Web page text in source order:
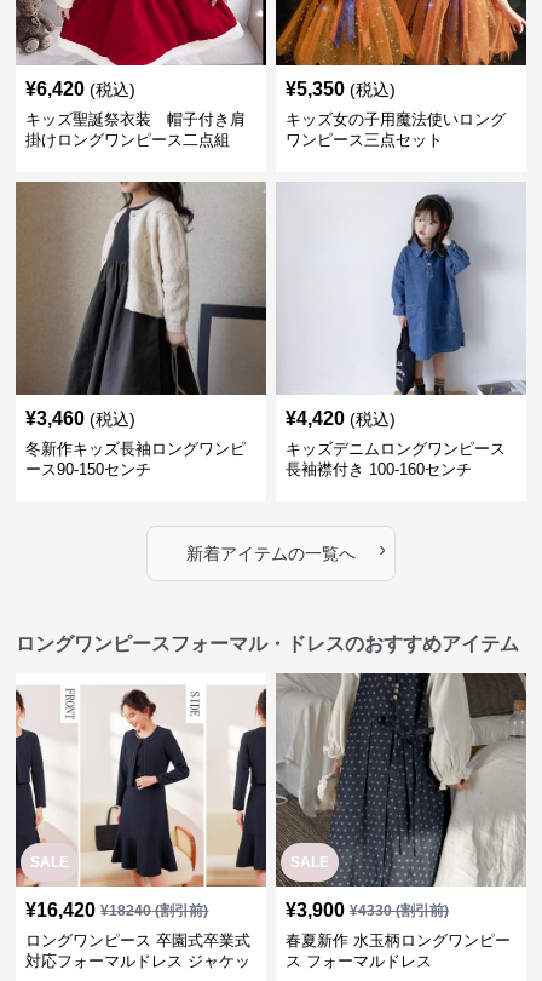
¥6,420 (税込)
キッズ聖誕祭衣装 帽子付き肩
掛けロングワンピース二点組
¥5,350 (税込)
キッズ女の子用魔法使いロング
ワンピース三点セット
¥3,460 (税込)
冬新作キッズ長袖ロングワンピ
ース90-150センチ
¥4,420 (税込)
キッズデニムロングワンピース
長袖襟付き 100-160センチ
新着アイテムの一覧へ ›
ロングワンピースフォーマル・ドレスのおすすめアイテム
SALE
¥16,420 ¥18240(割引前)
ロングワンピース 卒園式卒業式
対応フォーマルドレス ジャケッ
SALE
¥3,900 ¥4330(割引前)
春夏新作 水玉柄ロングワンピー
ス フォーマルドレス